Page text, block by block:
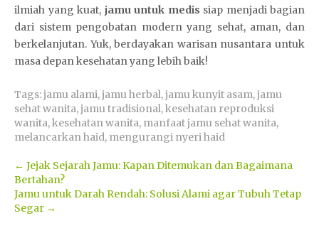
ilmiah yang kuat, jamu untuk medis siap menjadi bagian
dari sistem pengobatan modern yang sehat, aman, dan
berkelanjutan. Yuk, berdayakan warisan nusantara untuk
masa depan kesehatan yang lebih baik!
Tags:jamu alami,jamu herbal,jamu kunyit asam,jamu
sehat wanita,jamu tradisional,kesehatan reproduksi
wanita,kesehatan wanita, manfaat jamu sehat wanita,
melancarkan haid, mengurangi nyeri haid
Post
navigation
← Jejak Sejarah Jamu: Kapan Ditemukan dan Bagaimana
Bertahan?
Jamu untuk Darah Rendah: Solusi Alami agar Tubuh Tetap
Segar →